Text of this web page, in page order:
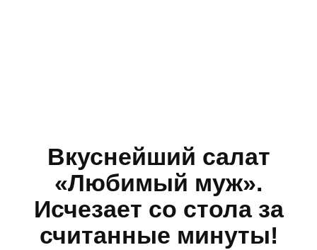
Вкуснейший салат
«Любимый муж».
Исчезает со стола за
считанные минуты!